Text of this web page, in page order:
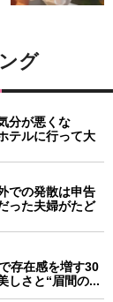
グ
分が悪くな
テルに行って大
での発散は申告
った夫婦がたど
存在感を増す30
しさと“眉間の...